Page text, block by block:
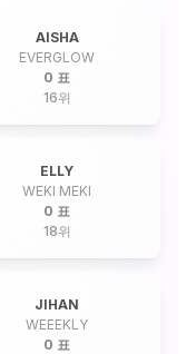
AISHA
EVERGLOW
0 표
16위
ELLY
WEKI MEKI
0 표
18위
JIHAN
WEEEKLY
0 표